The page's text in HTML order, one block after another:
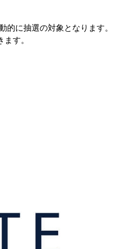
に抽選の対象となります。
す。